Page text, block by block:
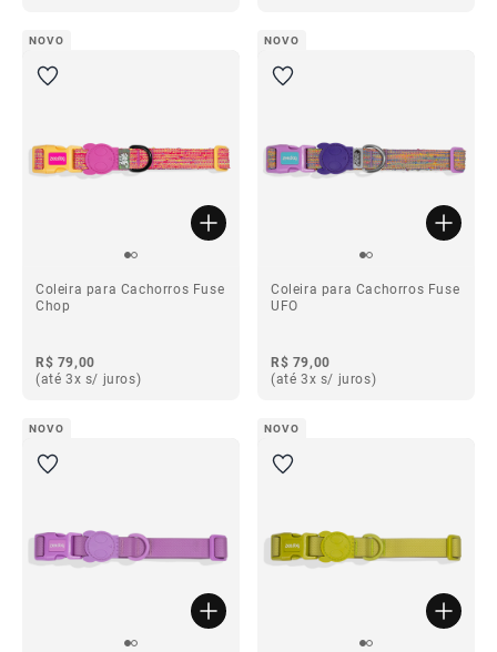
NOVO
Coleira para Cachorros Fuse
Chop
R$ 79,00
(até 3x s/ juros)
NOVO
Coleira para Cachorros Fuse
UFO
R$ 79,00
(até 3x s/ juros)
NOVO NOVO